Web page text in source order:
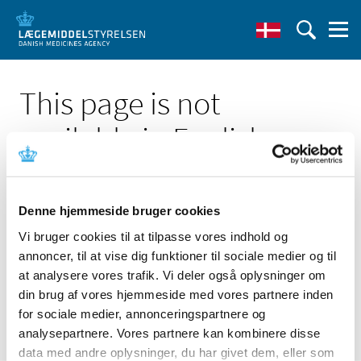
Denne hjemmeside bruger cookies
Vi bruger cookies til at tilpasse vores indhold og
annoncer, til at vise dig funktioner til sociale medier og til
at analysere vores trafik. Vi deler også oplysninger om
din brug af vores hjemmeside med vores partnere inden
for sociale medier, annonceringspartnere og
analysepartnere. Vores partnere kan kombinere disse
data med andre oplysninger, du har givet dem, eller som
This page is not
available in English
Click here to see the Danish page 'VIDAS FSH'
Go to English frontpage